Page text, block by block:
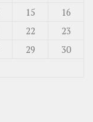
15
16
22
23
29
30